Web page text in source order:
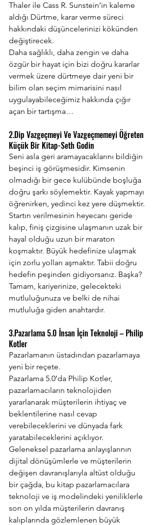
Thaler ile Cass R. Sunstein’in kaleme
aldığı Dürtme, karar verme süreci
hakkındaki düşüncelerinizi kökünden
değiştirecek.
Daha sağlıklı, daha zengin ve daha
özgür bir hayat için bizi doğru kararlar
vermek üzere dürtmeye dair yeni bir
bilim olan seçim mimarisini nasıl
uygulayabileceğimiz hakkında çığır
açan bir tartışma…
2.Dip Vazgeçmeyi Ve Vazgeçmemeyi Öğreten
Küçük Bir Kitap-Seth Godin
Seni asla geri aramayacaklarını bildiğin
beşinci iş görüşmesidir. Kimsenin
olmadığı bir gece kulübünde boşluğa
doğru şarkı söylemektir. Kayak yapmayı
öğrenirken, yedinci kez yere düşmektir.
Startın verilmesinin heyecanı geride
kalıp, finiş çizgisine ulaşmanın uzak bir
hayal olduğu uzun bir maraton
koşmaktır. Büyük hedefinize ulaşmak
için zorlu yolları aşmaktır. Tabii doğru
hedefin peşinden gidiyorsanız. Başka?
Tamam, kariyerinize, gelecekteki
mutluluğunuza ve belki de nihai
mutluluğa giden anahtardır.
3.Pazarlama 5.0 İnsan İçin Teknoloji – Philip
Kotler
Pazarlamanın üstadından pazarlamaya
yeni bir reçete.
Pazarlama 5.0’da Philip Kotler,
pazarlamacıların teknolojiden
yararlanarak müşterilerin ihtiyaç ve
beklentilerine nasıl cevap
verebileceklerini ve dünyada fark
yaratabileceklerini açıklıyor.
Geleneksel pazarlama anlayışlarının
dijital dönüşümlerle ve müşterilerin
değişen davranışlarıyla altüst olduğu
bir çağda, bu kitap pazarlamacılara
teknoloji ve iş modelindeki yeniliklerle
son on yılda müşterilerin davranış
kalıplarında gözlemlenen büyük